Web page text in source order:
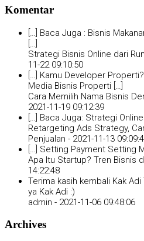
Komentar
[…] Baca Juga : Bisnis
Strategi Bisnis Online dari
11-22 09:10:50
[…] Kamu Developer
Media Bisnis Properti […]
Cara Memilih Nama Bisnis
2021-11-19 09:12:39
[…] Baca Juga: Strategi
Retargeting Ads Strategy,
Penjualan - 2021-11-13
[…] Setting Payment Setting
Apa Itu Startup? Tren Bisnis
14:22:48
Terima kasih kembali Kak
ya Kak Adi :)
admin - 2021-11-06 09:48:06
Archives